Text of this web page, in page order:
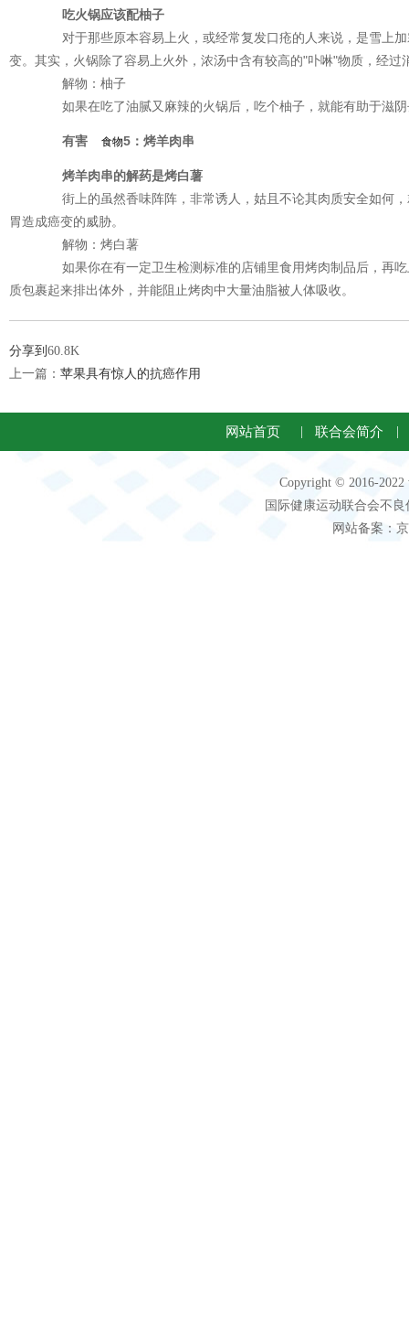
吃火锅应该配柚子
对于那些原本容易上火，或经常复发口疮的人来说，是雪上加
变。其实，火锅除了容易上火外，浓汤中含有较高的"卟啉"物质，经
解物：柚子
如果在吃了油腻又麻辣的火锅后，吃个柚子，就能有助于滋阴
有害 食物5：烤羊肉串
烤羊肉串的解药是烤白薯
街上的虽然香味阵阵，非常诱人，姑且不论其肉质安全如何，
胃造成癌变的威胁。
解物：烤白薯
如果你在有一定卫生检测标准的店铺里食用烤肉制品后，再吃
质包裹起来排出体外，并能阻止烤肉中大量油脂被人体吸收。
分享到 60.8K
上一篇： 苹果具有惊人的抗癌作用
网站首页 联合会简介
Copyright © 2016-
国际健康运动联合会不
网站备案：